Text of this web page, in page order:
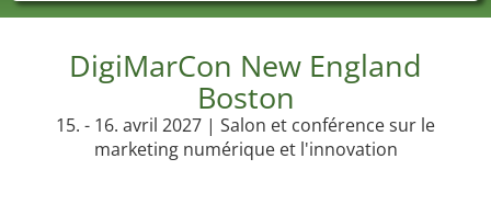
DigiMarCon New England
Boston
15. - 16. avril 2027 | Salon et conférence sur le
marketing numérique et l'innovation
Foire noms Pays Villes
Secteurs de foire